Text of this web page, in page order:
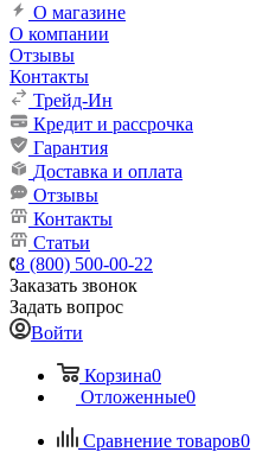
О магазине
О компании
Отзывы
Контакты
Трейд-Ин
Кредит и рассрочка
Гарантия
Доставка и оплата
Отзывы
Контакты
Статьи
8 (800) 500-00-22
Заказать звонок
Задать вопрос
Войти
Корзина0
Отложенные0
Сравнение товаров0